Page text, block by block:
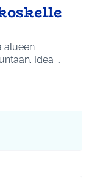
alueen
kuntoilijoita ja kannustaisivat ulkoliikuntaan. Idea …
Liikunta ja